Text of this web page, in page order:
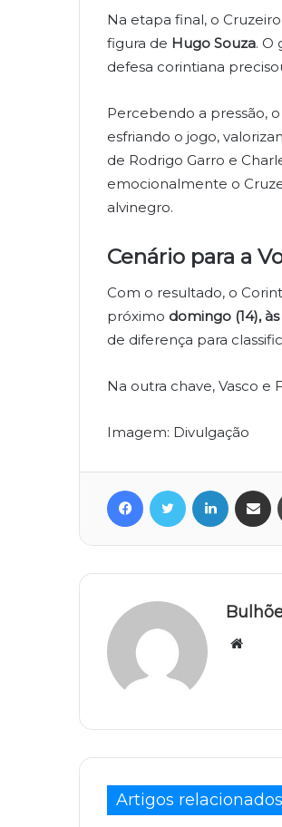
Na etapa final, o
figura de Hugo Souza. O
defesa corintiana
Percebendo a pressão,
esfriando o jogo,
de Rodrigo Garro e
emocionalmente o
alvinegro.
Cenário para a
Com o resultado, o
próximo domingo (14),
de diferença para
Na outra chave, Vasco e
Imagem: Divulgação
FacebookTwitter Linkedin
Artigos relacionados